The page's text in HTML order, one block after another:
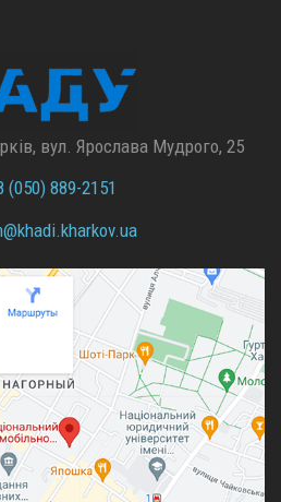
вул. Ярослава Мудрого, 25
(050) 889-2151
khadi.kharkov.ua